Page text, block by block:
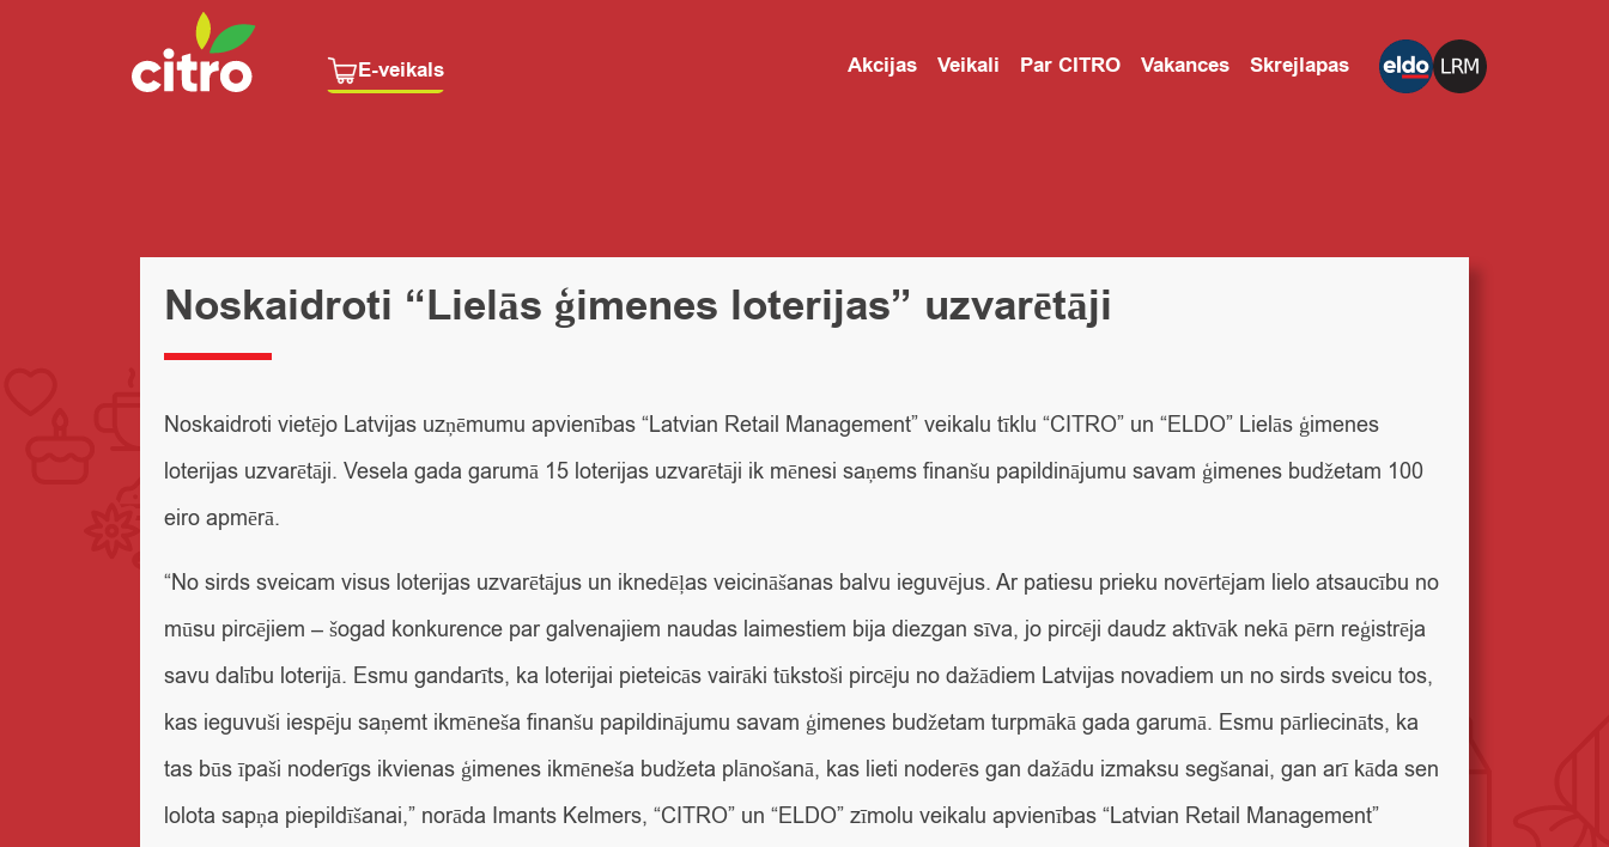
E-veikals Akcijas Veikali Par CITRO Vakances Skrejlapas
Noskaidroti “Lielās ģimenes loterijas” uzvarētāji
Noskaidroti vietējo Latvijas uzņēmumu apvienības “Latvian Retail Management” veikalu tīklu “CITRO” un “ELDO” Lielās ģimenes
loterijas uzvarētāji. Vesela gada garumā 15 loterijas uzvarētāji ik mēnesi saņems finanšu papildinājumu savam ģimenes budžetam 100
eiro apmērā.
“No sirds sveicam visus loterijas uzvarētājus un iknedēļas veicināšanas balvu ieguvējus. Ar patiesu prieku novērtējam lielo atsaucību no
mūsu pircējiem – šogad konkurence par galvenajiem naudas laimestiem bija diezgan sīva, jo pircēji daudz aktīvāk nekā pērn reģistrēja
savu dalību loterijā. Esmu gandarīts, ka loterijai pieteicās vairāki tūkstoši pircēju no dažādiem Latvijas novadiem un no sirds sveicu tos,
kas ieguvuši iespēju saņemt ikmēneša finanšu papildinājumu savam ģimenes budžetam turpmākā gada garumā. Esmu pārliecināts, ka
tas būs īpaši noderīgs ikvienas ģimenes ikmēneša budžeta plānošanā, kas lieti noderēs gan dažādu izmaksu segšanai, gan arī kāda sen
lolota sapņa piepildīšanai,” norāda Imants Kelmers, “CITRO” un “ELDO” zīmolu veikalu apvienības “Latvian Retail Management”